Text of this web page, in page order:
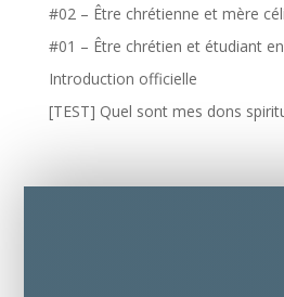
#02 – Être chrétienne et mère
#01 – Être chrétien et étudiant
Introduction officielle
[TEST] Quel sont mes dons